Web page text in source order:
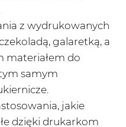
z wydrukowanych
galaretką, a
materiałem do
samym
jakie
dzięki drukarkom